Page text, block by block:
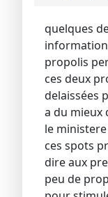
quelques
propolis
ces deux
delaissées
a du mieux
le
ces spots
dire aux
peu de